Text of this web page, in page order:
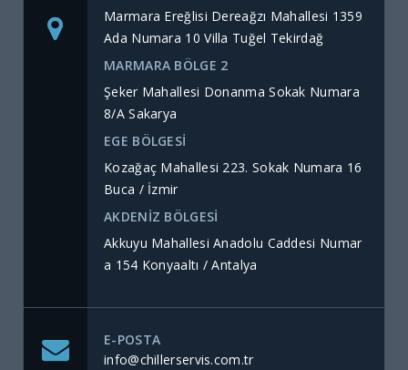
Marmara Ereğlisi Dereağzı Mahallesi 1359
Ada Numara 10 Villa Tuğel Tekirdağ
MARMARA BÖLGE 2
Şeker Mahallesi Donanma Sokak Numara
8/A Sakarya
EGE BÖLGESİ
Kozağaç Mahallesi 223. Sokak Numara 16
Buca / İzmir
AKDENİZ BÖLGESİ
Akkuyu Mahallesi Anadolu Caddesi Numar
a 154 Konyaaltı / Antalya
E-POSTA
info@chillerservis.com.tr